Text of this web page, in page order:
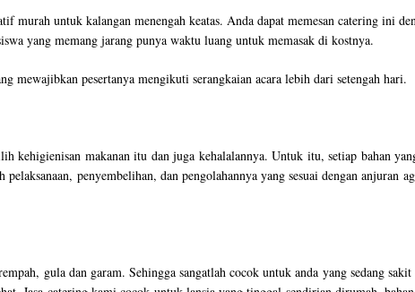
murah untuk kalangan menengah keatas. Anda dapat memesan catering ini
yang memang jarang punya waktu luang untuk memasak di kostnya.
mewajibkan pesertanya mengikuti serangkaian acara lebih dari setengah hari.
kehigienisan makanan itu dan juga kehalalannya. Untuk itu, setiap bahan
penyembelihan, dan pengolahannya yang sesuai dengan
gula dan garam. Sehingga sangatlah cocok untuk anda yang sedang